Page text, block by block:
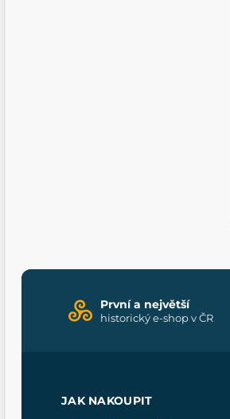
První a největší
historický e-shop v ČR
JAK NAKOUPIT